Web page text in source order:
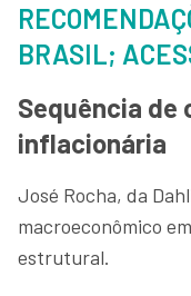
BRASIL;
Sequência de
inflacionária
José Rocha, da
macroeconômico
estrutural.